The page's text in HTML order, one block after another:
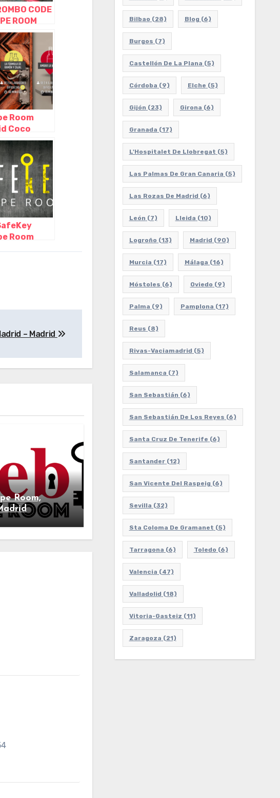
CODE
ROOM
Bilbao –
Room
Coco
Madrid –
Room
– Madrid
Room,
Bilbao (28) Blog (6)
Burgos (7)
Castellón De La Plana (5)
Córdoba (9) Elche (5)
Gijón (23) Girona (6)
Granada (17)
L'Hospitalet De Llobregat (5)
Las Palmas De Gran Canaria (5)
Las Rozas De Madrid (6)
León (7) Lleida (10)
Logroño (13) Madrid (90)
Murcia (17) Málaga (16)
Móstoles (6) Oviedo (9)
Palma (9) Pamplona (17)
Reus (8)
Rivas-Vaciamadrid (5)
Salamanca (7)
San Sebastián (6)
San Sebastián De Los Reyes (6)
Santa Cruz De Tenerife (6)
Santander(12)
San Vicente Del Raspeig (6)
Sevilla (32)
Sta Coloma De Gramanet (5)
Tarragona (6) Toledo (6)
Valencia (47)
Valladolid (18)
Vitoria-Gasteiz (11)
Zaragoza (21)